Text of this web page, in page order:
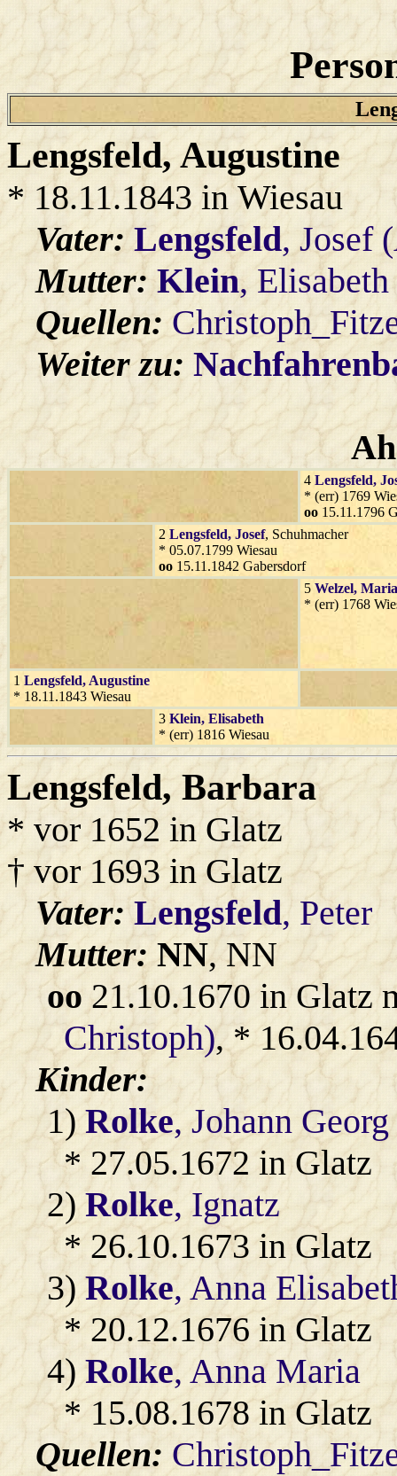
Lengsfeld, Augustine
* 18.11.1843 in Wiesau
Vater:Lengsfeld, Josef
Mutter:Klein, Elisabeth
Quellen:
Weiter zu:
4 Lengsfeld,
* (err) 1769
oo 15.11.1796
2 Lengsfeld, Josef, Schuhmacher
* 05.07.1799 Wiesau
oo 15.11.1842 Gabersdorf
5 Welzel, Maria
* (err) 1768
1 Lengsfeld, Augustine
* 18.11.1843 Wiesau
3 Klein, Elisabeth
* (err) 1816 Wiesau
Lengsfeld, Barbara
* vor 1652 in Glatz
† vor 1693 in Glatz
Vater:Lengsfeld, Peter
Mutter:NN, NN
oo 21.10.1670 in Glatz
Christoph), *
Kinder:
1)Rolke, Johann Georg
* 27.05.1672 in Glatz
2)Rolke, Ignatz
* 26.10.1673 in Glatz
3)Rolke, Anna
* 20.12.1676 in Glatz
4)Rolke, Anna Maria
* 15.08.1678 in Glatz
Quellen: